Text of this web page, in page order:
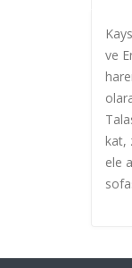
ve
kat,
ele